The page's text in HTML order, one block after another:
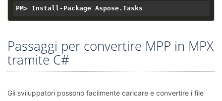
Passaggi per convertire MPP in MPX
tramite C#
Gli sviluppatori possono facilmente caricare e convertire i file